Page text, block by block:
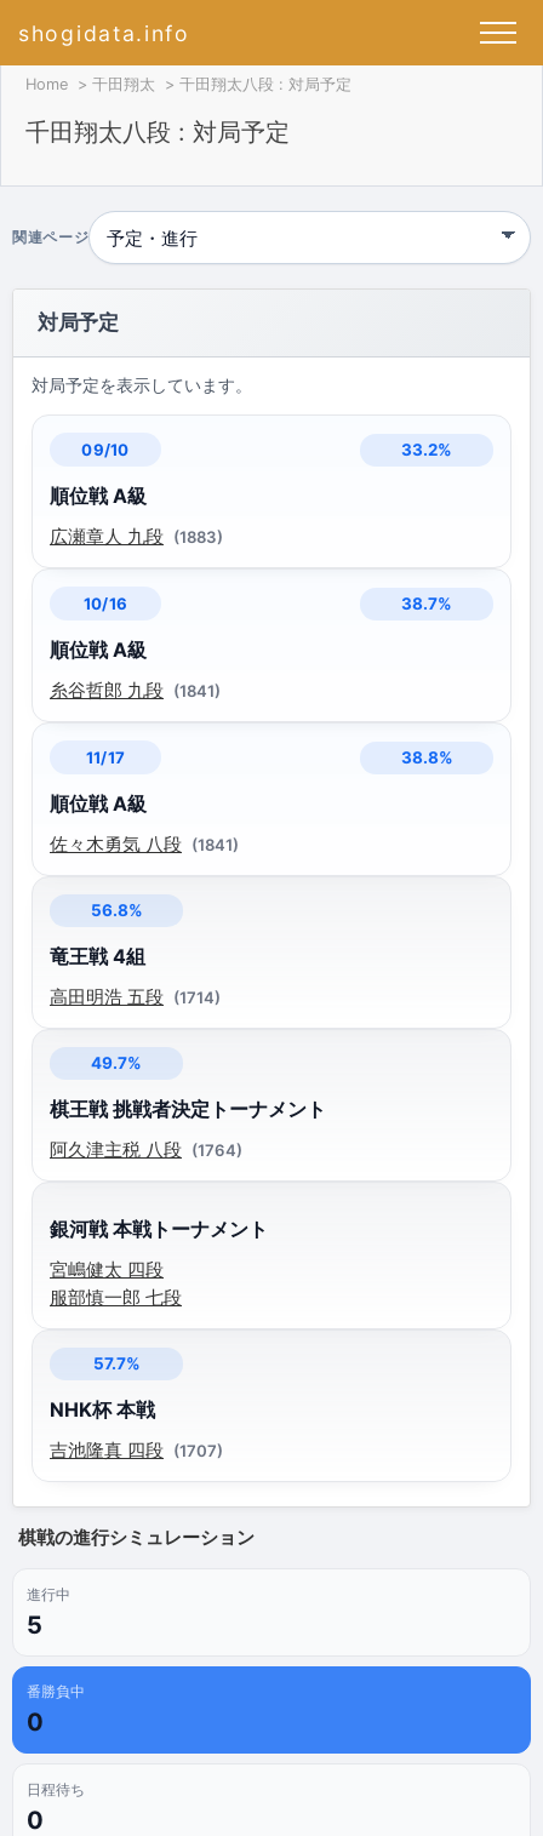
shogidata.info
Home 千田翔太 千田翔太八段 : 対局予定
千田翔太八段 : 対局予定
関連ページ
対局予定
対局予定を表示しています。
09/10 33.2%
順位戦 A級
広瀬章人 九段 (1883)
10/16 38.7%
順位戦 A級
糸谷哲郎 九段 (1841)
11/17 38.8%
順位戦 A級
佐々木勇気 八段 (1841)
56.8%
竜王戦 4組
高田明浩 五段 (1714)
49.7%
棋王戦 挑戦者決定トーナメント
阿久津主税 八段 (1764)
銀河戦 本戦トーナメント
宮嶋健太 四段
服部慎一郎 七段
57.7%
NHK杯 本戦
吉池隆真 四段 (1707)
棋戦の進行シミュレーション
進行中
5
番勝負中
0
日程待ち
0